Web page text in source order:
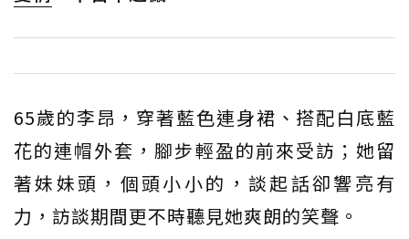
65歲的李昂，穿著藍色連身裙、搭配白底藍
花的連帽外套，腳步輕盈的前來受訪；她留
著妹妹頭，個頭小小的，談起話卻響亮有
力，訪談期間更不時聽見她爽朗的笑聲。